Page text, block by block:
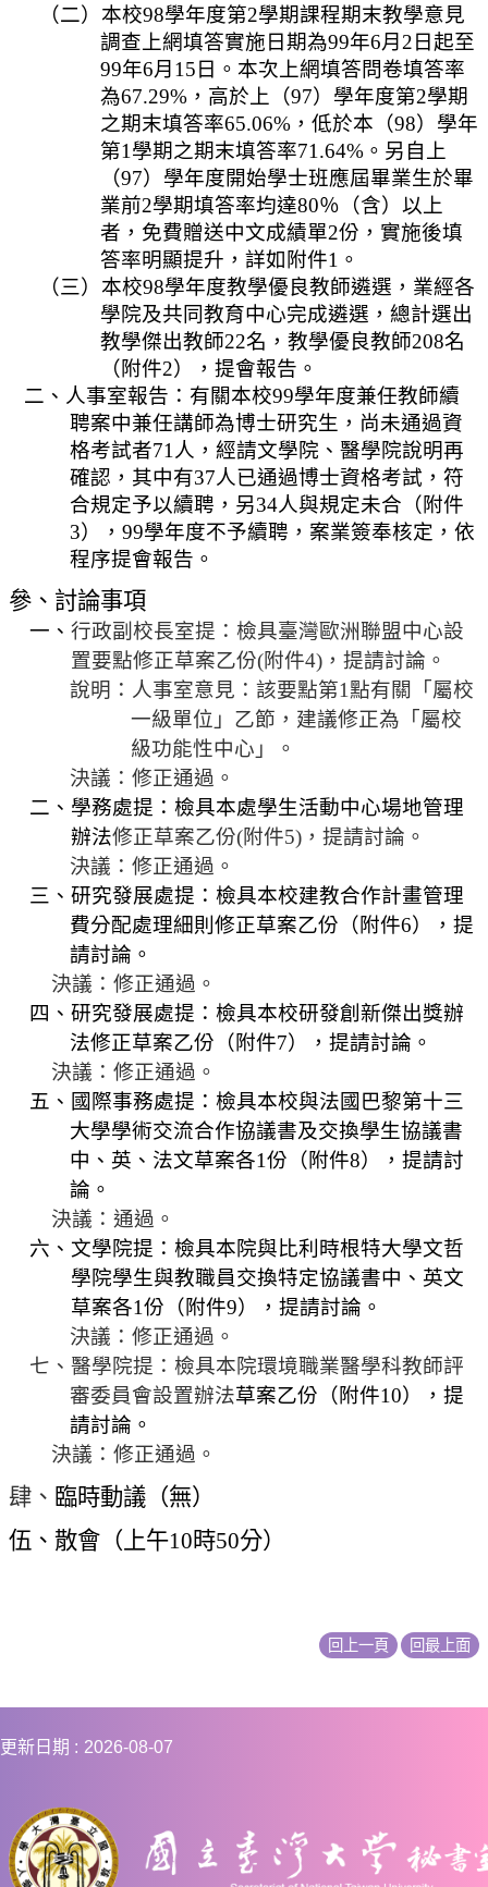
務
（二） 本校98學年度第2學期課程期末教學意見
調查上網填答實施日期為99年6月 2 日 起至
99年6月 15 日 。本次上網填答問卷填答率
為67.29%，高於上（97）學年度第2學期
之期末填答率65.06%，低於本（98）學年
第1 學期之期末填答率71.64%。另自上
（97）學年度開始學士班應屆畢業生於畢
業前2學期填答率均達80％（含）以上
者，免費贈送中文成績單2份，實施後填
答率明顯提升，詳如附件1 。
（三）本校98學年度教學優良教師遴選，業經各
學院及共同教育中心完成遴選，總計選出
教學傑出教師22名，教學優良教師208名
（附件2），提會報告。
二、人事室報告：有關本校99學年度兼任教師續
聘案中兼任講師為博士研究生，尚未通過資
格考試者71 人，經請文學院、醫學院說明再
確認，其中有37人已通過博士資格考試，符
合規定予以續聘，另34人與規定未合（附件
3）， 99學年度不予續聘，案業簽奉核定，依
程序提會報告。
參、 討論事項
一、行政副校長室提：檢具臺灣歐洲聯盟中心設
置要點修正草案乙份(附件4)，提請討論。
說明：人事室意見：該要點第1 點有關「屬校
一級單位」乙節，建議修正為「屬校
級功能性中心」。
決議：修正通過。
二、學務處提：檢具本處學生活動中心場地管理
辦法修正草案乙份(附件5)，提請討論。
決議：修正通過。
三、研究發展處提：檢具本校建教合作計畫管理
費分配處理細則修正草案乙份（附件6），提
請討論。
決議：修正通過。
四、研究發展處提：檢具本校研發創新傑出獎辦
法修正草案乙份（附件7），提請討論。
決議：修正通過。
五、國際事務處提：檢具本校與法國巴黎第十三
大學學術交流合作協議書及交換學生協議書
中、英、法文草案各1份（附件8），提請討
論。
決議：通過。
六、文學院提：檢具本院與比利時根特大學文哲
學院學生與教職員交換特定協議書中、英文
草案各1份（附件9），提請討論。
決議： 修正通過。
七、醫學院提：檢具本院環境職業醫學科教師評
審委員會設置辦法草案乙份（附件10），提
請討論。
決議：修正通過。
肆、 臨時動議（無）
伍、散會（上午10時50分）
回上一頁 回最上面
更新日期 2026-08-07